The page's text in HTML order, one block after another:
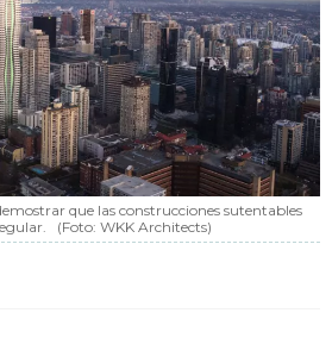
que las construcciones sutentables
(Foto: WKK Architects)